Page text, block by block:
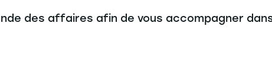
des affaires afin de vous accompagner